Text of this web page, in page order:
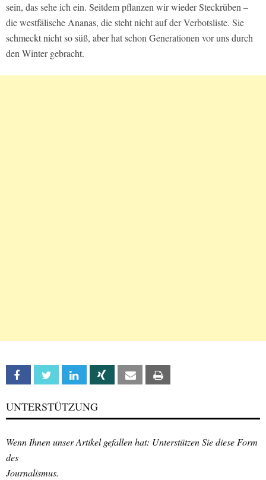
sein, das sehe ich ein. Seitdem pflanzen wir wieder Steckrüben –
die westfälische Ananas, die steht nicht auf der Verbotsliste. Sie
schmeckt nicht so süß, aber hat schon Generationen vor uns durch
den Winter gebracht.
Facebook Twitter Linkedin Xing Email
UNTERSTÜTZUNG
Wenn Ihnen unser Artikel gefallen hat: Unterstützen Sie diese Form
des
Journalismus.